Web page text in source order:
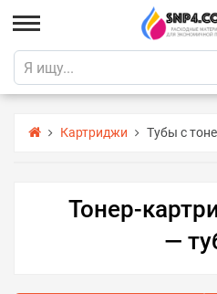
Картриджи Тубы с
Тонер-
—